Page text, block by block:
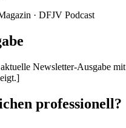
· DFJV Podcast
Newsletter-Ausgabe mit
professionell?